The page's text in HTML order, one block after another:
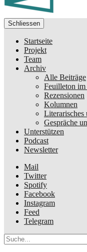
Schliessen
Startseite
Projekt
Team
Archiv
Alle Beiträge
Feuilleton im
Rezensionen
Kolumnen
Literarisches
Gespräche
Unterstützen
Podcast
Newsletter
Mail
Twitter
Spotify
Facebook
Instagram
Feed
Telegram
Suche